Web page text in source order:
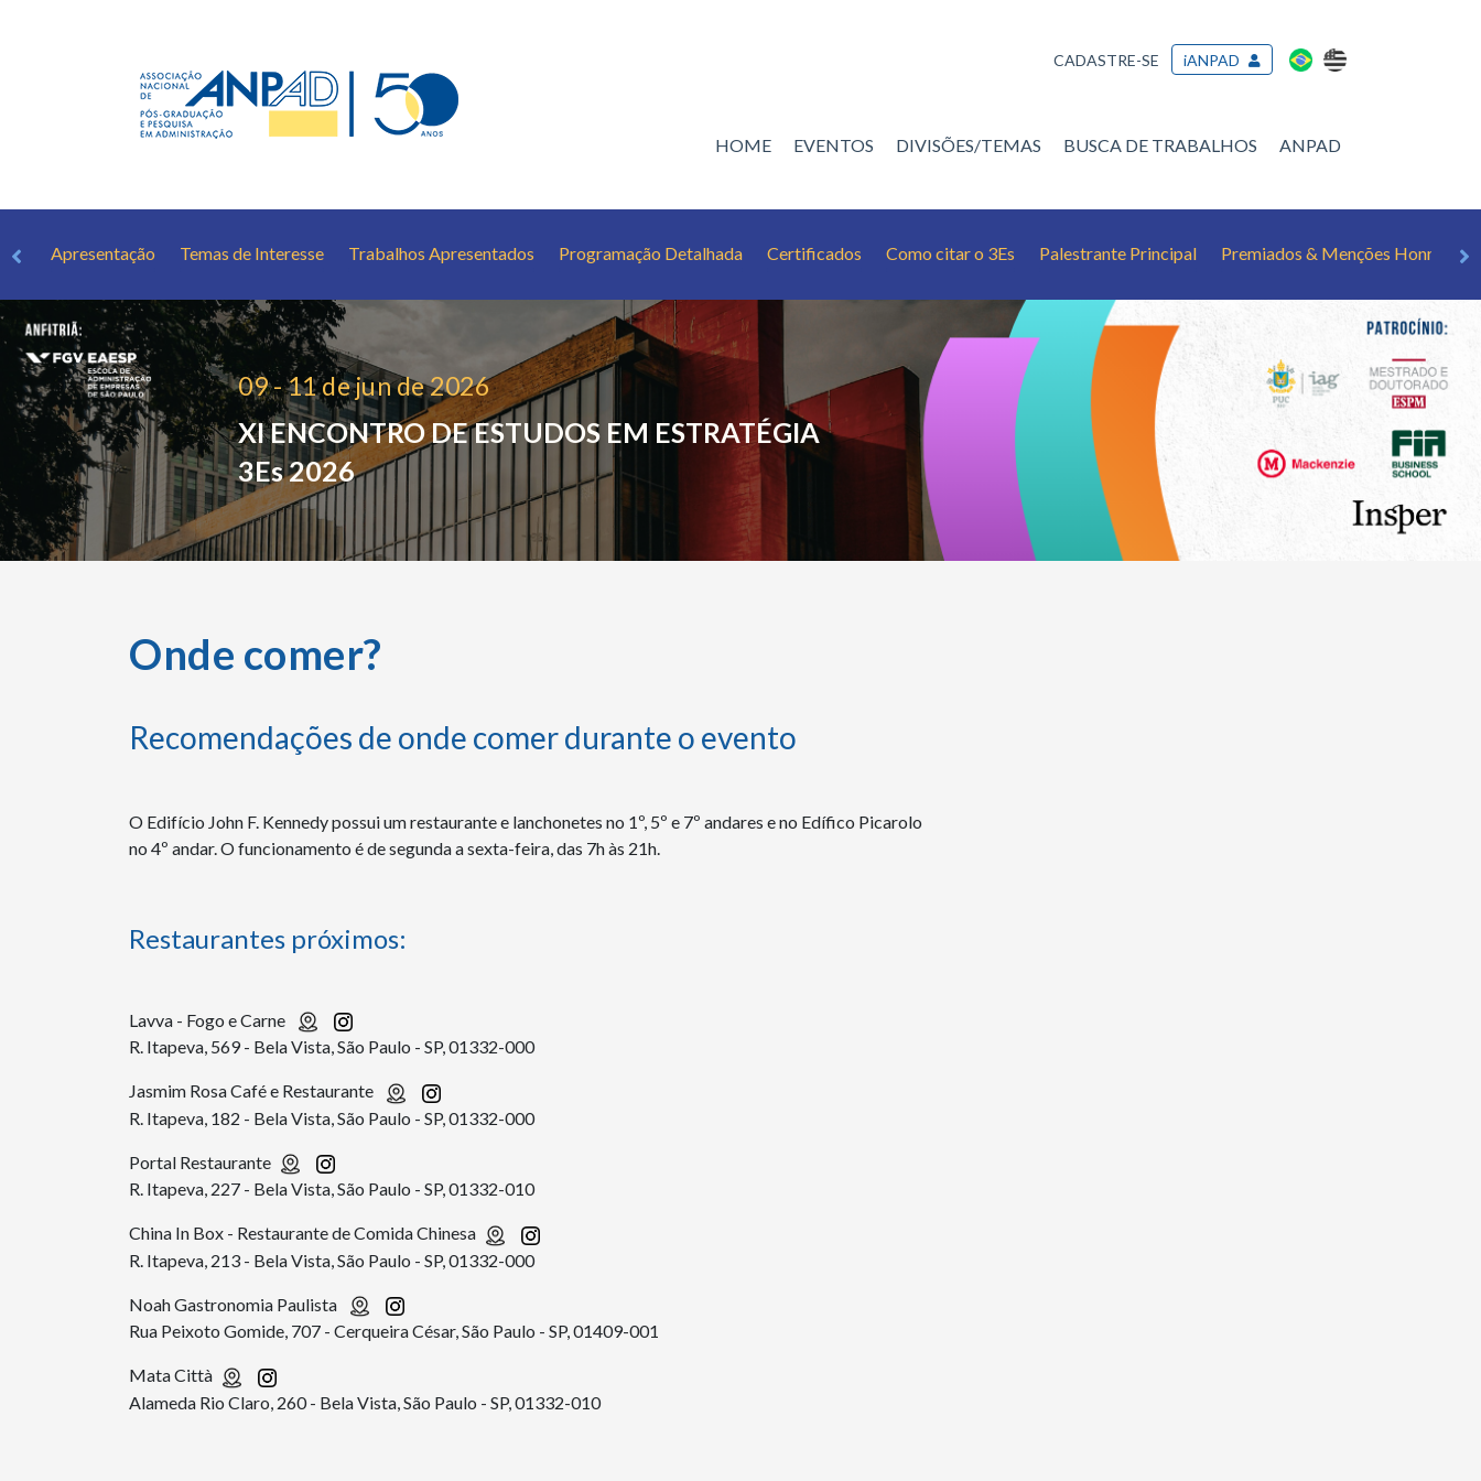
CADASTRE-SE iANPAD
HOME EVENTOS DIVISÕES/TEMAS BUSCA DE TRABALHOS ANPAD
Apresentação Temas de Interesse Trabalhos Apresentados Programação Detalhada Certificados Como citar o 3Es Palestrante Principal Premiados & Menções Honrosas
09 - 11 de jun de 2026
XI ENCONTRO DE ESTUDOS EM ESTRATÉGIA
3Es 2026
Onde comer?
Recomendações de onde comer durante o evento
O Edifício John F. Kennedy possui um restaurante e lanchonetes no 1º, 5º e 7º andares e no Edífico Picarolo
no 4º andar. O funcionamento é de segunda a sexta-feira, das 7h às 21h.
Restaurantes próximos:
Lavva - Fogo e Carne
R. Itapeva, 569 - Bela Vista, São Paulo - SP, 01332-000
Jasmim Rosa Café e Restaurante
R. Itapeva, 182 - Bela Vista, São Paulo - SP, 01332-000
Portal Restaurante
R. Itapeva, 227 - Bela Vista, São Paulo - SP, 01332-010
China In Box - Restaurante de Comida Chinesa
R. Itapeva, 213 - Bela Vista, São Paulo - SP, 01332-000
Noah Gastronomia Paulista
Rua Peixoto Gomide, 707 - Cerqueira César, São Paulo - SP, 01409-001
Mata Città
Alameda Rio Claro, 260 - Bela Vista, São Paulo - SP, 01332-010